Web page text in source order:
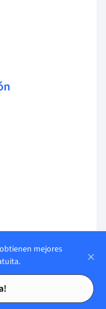
mejores